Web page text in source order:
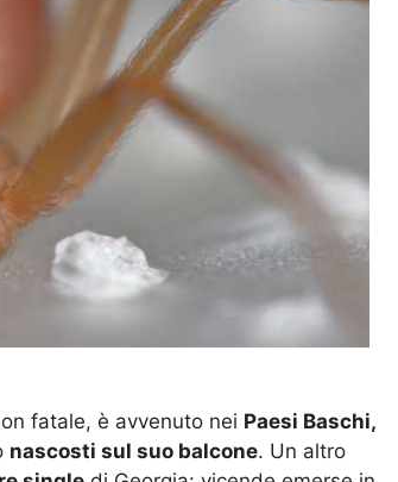
fatale, è avvenuto nei Paesi Baschi,
nascosti sul suo balcone. Un altro